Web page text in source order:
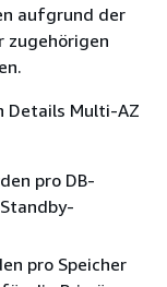
aufgrund der
zugehörigen
Details Multi-AZ
pro DB-
pro Speicher